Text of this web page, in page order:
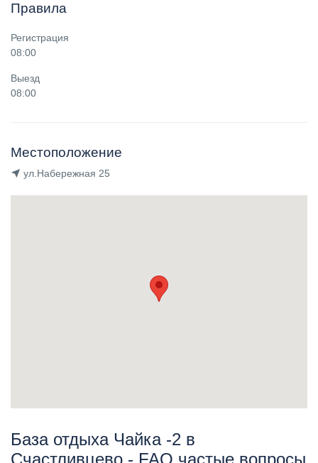
Правила
Регистрация
08:00
Выезд
08:00
Местоположение
ул.Набережная 25
База отдыха Чайка -2 в
Счастливцево - FAQ частые вопросы